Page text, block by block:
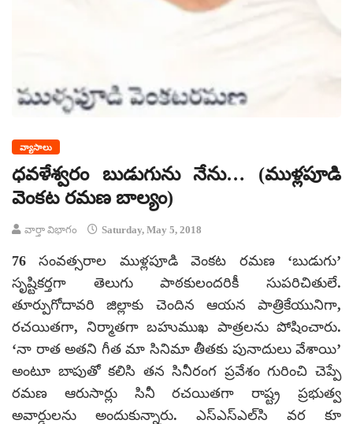
వ్యాసాలు
ధవళేశ్వరం బుడుగును నేను… (ముళ్లపూడి
వెంకట రమణ బాల్యం)
వార్తా విభాగం Saturday, May 5, 2018
76 సంవత్సరాల ముళ్లపూడి వెంకట రమణ ‘బుడుగు’
సృష్టికర్తగా తెలుగు పాఠకులందరికీ సుపరిచితులే.
తూర్పుగోదావరి జిల్లాకు చెందిన ఆయన పాత్రికేయునిగా,
రచయితగా, నిర్మాతగా బహుముఖ పాత్రలను పోషించారు.
‘నా రాత అతని గీత మా సినిమా తీతకు పునాదులు వేశాయి’
అంటూ బాపుతో కలిసి తన సినీరంగ ప్రవేశం గురించి చెప్పే
రమణ ఆరుసార్లు సినీ రచయితగా రాష్ట్ర ప్రభుత్వ
అవార్డులను అందుకున్నారు. ఎస్‌ఎస్‌ఎల్‌సి వర కూ